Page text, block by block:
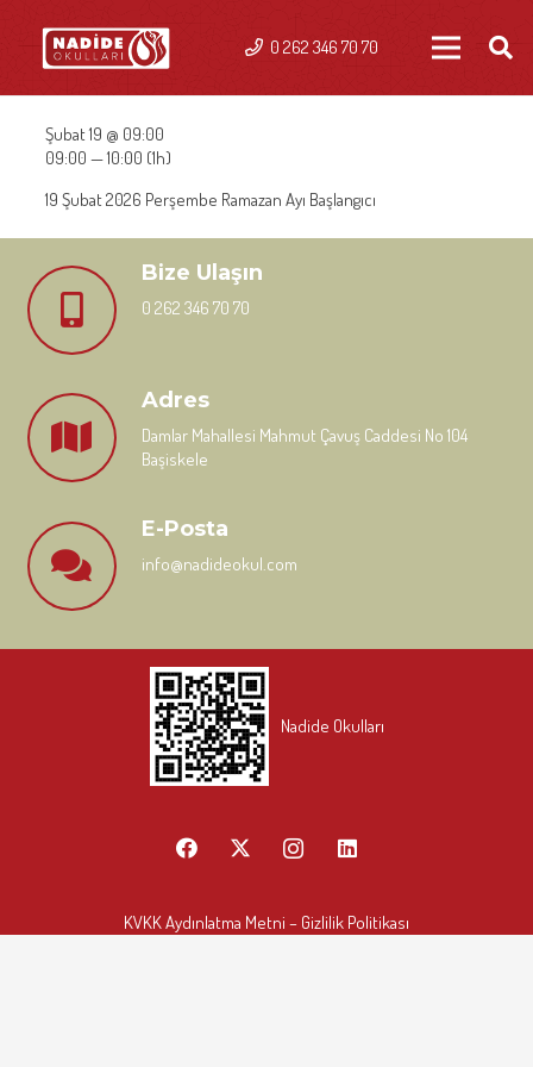
0 262 346 70 70
19 Şubat 2026 Perşembe Ramazan Ayı Başlangıcı
Şubat 19 @ 09:00
09:00 — 10:00 (1h)
Bize Ulaşın
0 262 346 70 70
Adres
Damlar Mahallesi Mahmut Çavuş Caddesi No 104
Başiskele
E-Posta
info@nadideokul.com
Nadide Okulları
KVKK Aydınlatma Metni – Gizlilik Politikası